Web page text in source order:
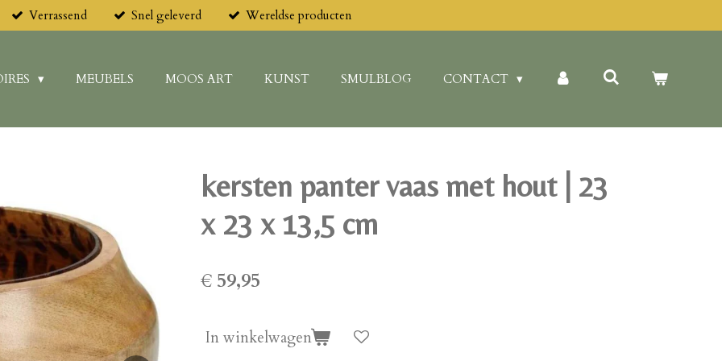
Verrassend Snel geleverd Wereldse producten
MEUBELS MOOS ART KUNST SMULBLOG CONTACT
kersten panter vaas met hout | 23
x 23 x 13,5 cm
€ 59,95
In winkelwagen